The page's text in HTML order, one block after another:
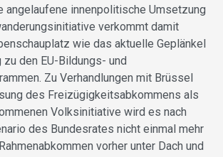
angelaufene innenpolitische Umsetzung
verkommt damit
wie das aktuelle Geplänkel
zu den EU-Bildungs- und
Zu Verhandlungen mit Brüssel
des Freizügigkeitsabkommens als
Volksinitiative wird es nach
des Bundesrates nicht einmal mehr
vorher unter Dach und